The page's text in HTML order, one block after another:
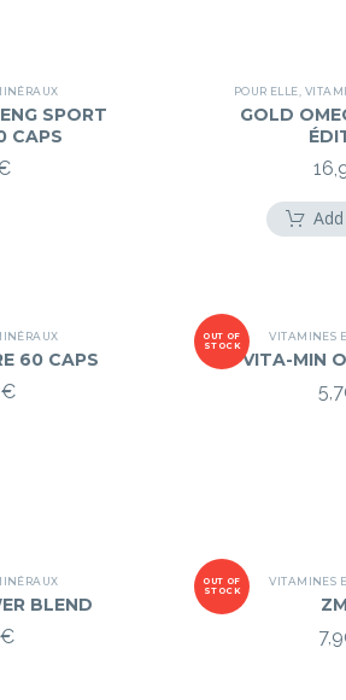
SPORT
CAPS
POUR ELLE
GOLD
60 CAPS
€
OUT OF
STOCK
VITAMINES
VITA-MIN
BLEND
€
OUT OF
STOCK
VITAMINES